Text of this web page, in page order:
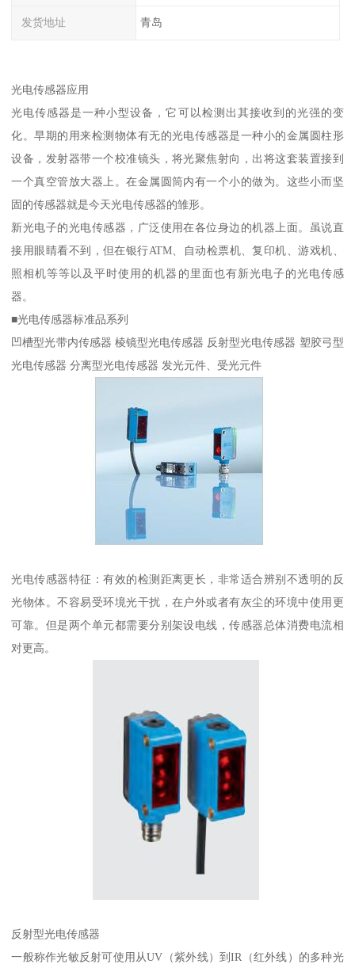
发货地址 青岛
光电传感器应用
光电传感器是一种小型设备，它可以检测出其接收到的光强的变
化。早期的用来检测物体有无的光电传感器是一种小的金属圆柱形
设备，发射器带一个校准镜头，将光聚焦射向，出将这套装置接到
一个真空管放大器上。在金属圆筒内有一个小的做为。这些小而坚
固的传感器就是今天光电传感器的雏形。
新光电子的光电传感器，广泛使用在各位身边的机器上面。虽说直
接用眼睛看不到，但在银行ATM、自动检票机、复印机、游戏机、
照相机等等以及平时使用的机器的里面也有新光电子的光电传感
器。
■光电传感器标准品系列
凹槽型光带内传感器 棱镜型光电传感器 反射型光电传感器 塑胶弓型
光电传感器 分离型光电传感器 发光元件、受光元件
光电传感器特征：有效的检测距离更长，非常适合辨别不透明的反
光物体。不容易受环境光干扰，在户外或者有灰尘的环境中使用更
可靠。但是两个单元都需要分别架设电线，传感器总体消费电流相
对更高。
反射型光电传感器
一般称作光敏反射可使用从UV（紫外线）到IR（红外线）的多种光